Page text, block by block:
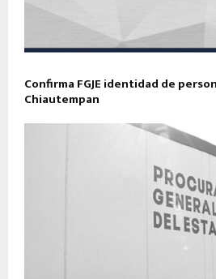
Confirma FGJE identidad de
Chiautempan